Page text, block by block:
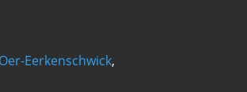
Oer-Eerkenschwick,